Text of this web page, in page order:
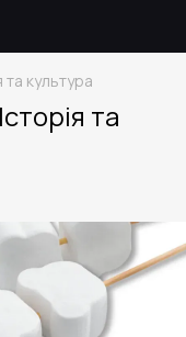
та культура
та